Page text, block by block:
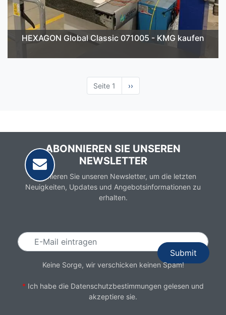
HEXAGON Global Classic 071005 - KMG kaufen
Seite 1
Nächste
Seite
››
ABONNIEREN SIE UNSEREN
NEWSLETTER
Abonnieren Sie unseren Newsletter, um die letzten
Neuigkeiten, Updates und Angebotsinformationen zu
erhalten.
Keine Sorge, wir verschicken keinen Spam!
* Ich habe die Datenschutzbestimmungen gelesen und
akzeptiere sie.